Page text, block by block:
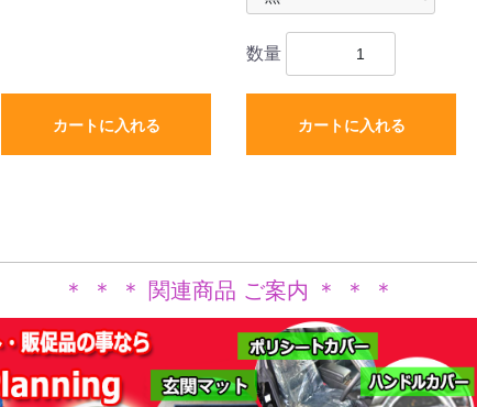
カートに入れる
数量
カートに入れる
＊ ＊ ＊ 関連商品 ご案内 ＊ ＊ ＊